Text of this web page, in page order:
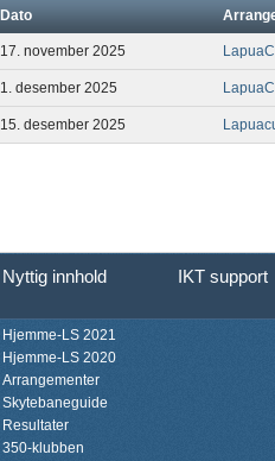
Dato
17. november 2025
1. desember 2025
15. desember 2025
Nyttig innhold IKT support
Hjemme-LS 2021
Hjemme-LS 2020
Arrangementer
Skytebaneguide
Resultater
350-klubben